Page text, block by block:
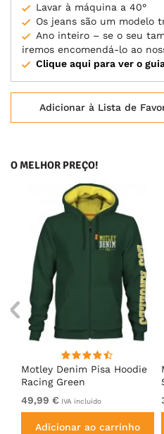
Lavar à máquina a 40°
Os jeans são um modelo
Ano inteiro – se o seu
iremos encomendá-lo ao
Clique aqui para ver o
Adicionar à Lista de
O MELHOR PREÇO!
Motley Denim Pisa Hoodie
Racing Green
49,99 € IVA incluído
Adicionar ao carrinho